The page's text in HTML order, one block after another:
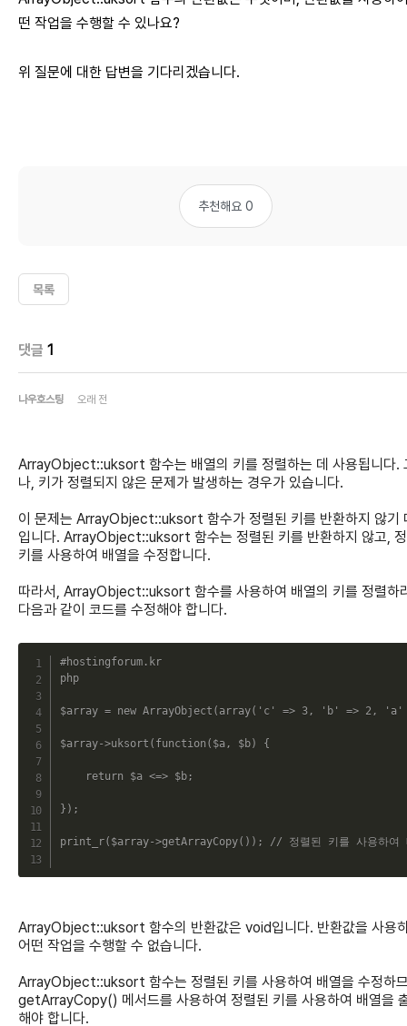
떤 작업을 수행할 수 있나요?
위 질문에 대한 답변을 기다리겠습니다.
추천해요 0
목록
댓글 1
나우호스팅 오래 전
ArrayObject::uksort 함수는 배열의 키를 정렬하는 데 사용됩니다.
나, 키가 정렬되지 않은 문제가 발생하는 경우가 있습니다.
이 문제는 ArrayObject::uksort 함수가 정렬된 키를 반환하지 않기
입니다. ArrayObject::uksort 함수는 정렬된 키를 반환하지 않고,
키를 사용하여 배열을 수정합니다.
따라서, ArrayObject::uksort 함수를 사용하여 배열의 키를 정렬하
다음과 같이 코드를 수정해야 합니다.
#hostingforum.kr
php
$array = new ArrayObject ( array( 'c' => 3, 'b' => 2, 'a'
$array->uksort ( function ( $a , $b) {
return $a <=> $b;
} ) ;
print_r( $array->getArrayCopy( ) ) ; // 정렬된 키를 사용하여
ArrayObject::uksort 함수의 반환값은 void입니다. 반환값을 사용
어떤 작업을 수행할 수 없습니다.
ArrayObject::uksort 함수는 정렬된 키를 사용하여 배열을 수정하
getArrayCopy() 메서드를 사용하여 정렬된 키를 사용하여 배열을
해야 합니다.